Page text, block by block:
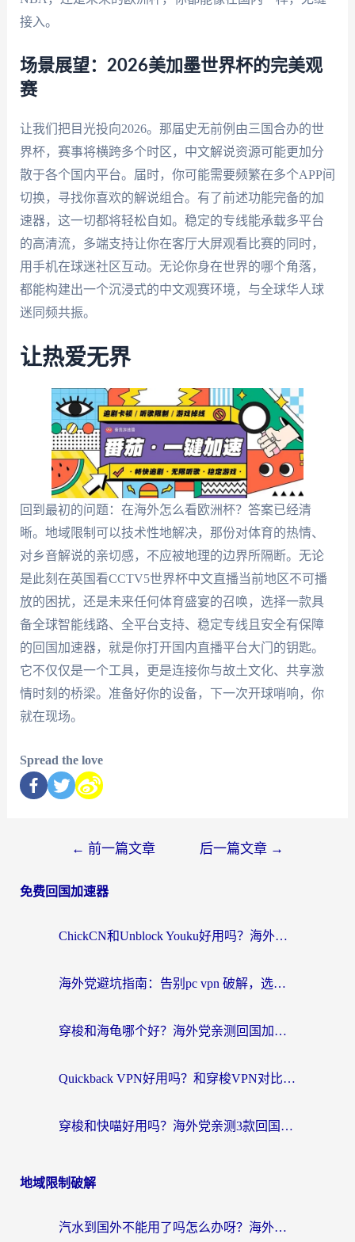
接入。
场景展望：2026美加墨世界杯的完美观
赛
让我们把目光投向2026。那届史无前例由三国合办的世
界杯，赛事将横跨多个时区，中文解说资源可能更加分
散于各个国内平台。届时，你可能需要频繁在多个APP间
切换，寻找你喜欢的解说组合。有了前述功能完备的加
速器，这一切都将轻松自如。稳定的专线能承载多平台
的高清流，多端支持让你在客厅大屏观看比赛的同时，
用手机在球迷社区互动。无论你身在世界的哪个角落，
都能构建出一个沉浸式的中文观赛环境，与全球华人球
迷同频共振。
让热爱无界
回到最初的问题：在海外怎么看欧洲杯？答案已经清
晰。地域限制可以技术性地解决，那份对体育的热情、
对乡音解说的亲切感，不应被地理的边界所隔断。无论
是此刻在英国看CCTV5世界杯中文直播当前地区不可播
放的困扰，还是未来任何体育盛宴的召唤，选择一款具
备全球智能线路、全平台支持、稳定专线且安全有保障
的回国加速器，就是你打开国内直播平台大门的钥匙。
它不仅仅是一个工具，更是连接你与故土文化、共享激
情时刻的桥梁。准备好你的设备，下一次开球哨响，你
就在现场。
Spread the love
← 前一篇文章 后一篇文章 →
免费回国加速器
ChickCN和Unblock Youku好用吗？海外党亲测3款回国加速器，附iOS免费选择指南
海外党避坑指南：告别pc vpn 破解，选对回国加速器轻松访问国内资源
穿梭和海龟哪个好？海外党亲测回国加速器，附电脑免费VPN推荐
Quickback VPN好用吗？和穿梭VPN对比哪个回国效果更好？海外党必看的真实测评与选择指南
穿梭和快喵好用吗？海外党亲测3款回国加速器，附日本回国VPN避坑指南
地域限制破解
汽水到国外不能用了吗怎么办呀？海外党追剧看片的救星在这里！